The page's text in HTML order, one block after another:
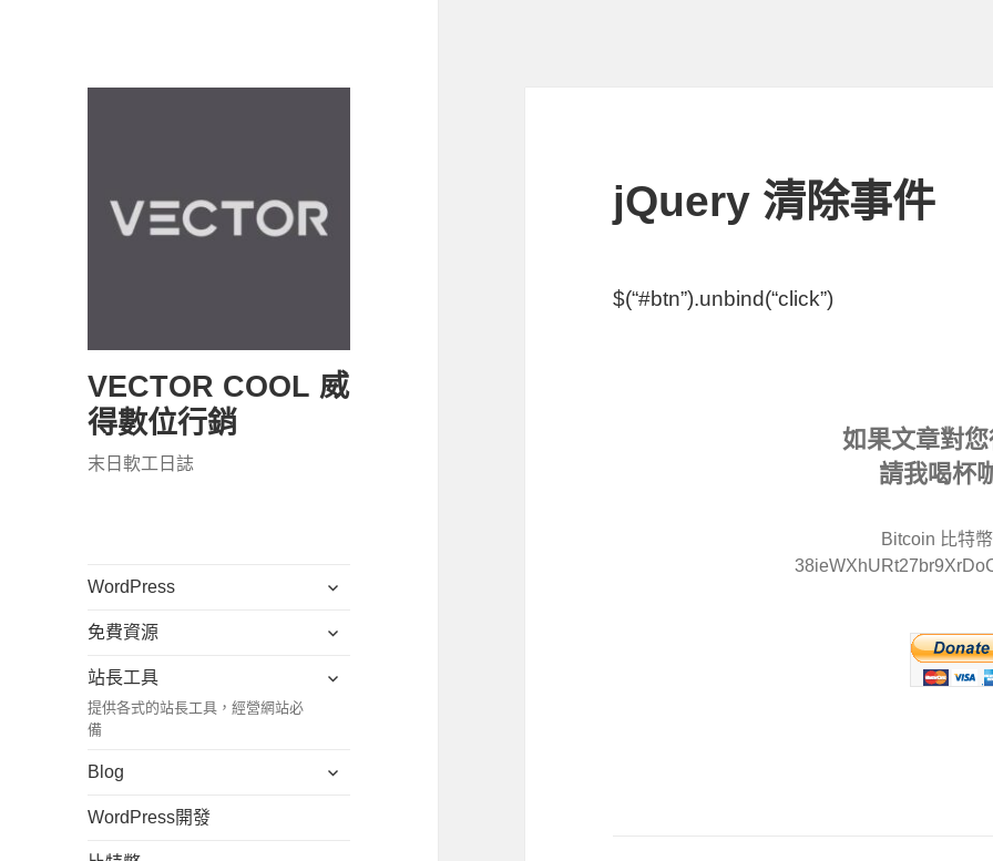
VECTOR COOL 威
得數位行銷
末日軟工日誌
WordPress
展
子
免費資源
展
子
站長工具
提供各式的站長工具，經營網站必
備
展
單
Blog
展
WordPress開發
jQuery 清除事件
$(“#btn”).unbind(“click”)
如果文章對
請我喝杯
Bitcoin 比特幣